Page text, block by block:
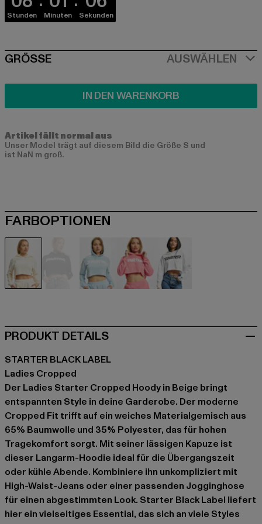
Stunden Minuten Sekunden
SIZE
GRÖSSE AUSWÄHLEN
IN DEN WARENKORB
Artikel fällt normal aus
Unser Model trägt auf diesem Bild die Größe S und
ist NaN m groß.
FARBOPTIONEN
PRODUKT DETAILS
STARTER BLACK LABEL
Ladies Cropped
Der Ladies Starter Cropped Hoody in Beige bringt
entspannten Style in deine Garderobe. Der moderne
Cropped Fit trifft auf ein weiches Materialgemisch aus
65% Baumwolle und 35% Polyester, das für hohen
Tragekomfort sorgt. Mit seiner lässigen Kapuze ist
dieser Langarm-Hoodie ideal für die Übergangszeit
oder kühle Abende. Kombiniere ihn unkompliziert mit
High-Waist-Jeans oder einer passenden Jogginghose
für einen abgestimmten Look. Starter Black Label liefert
hier ein vielseitiges Essential, das sich an viele Styles